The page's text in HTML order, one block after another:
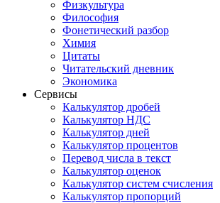
Физкультура
Философия
Фонетический разбор
Химия
Цитаты
Читательский дневник
Экономика
Сервисы
Калькулятор дробей
Калькулятор НДС
Калькулятор дней
Калькулятор процентов
Перевод числа в текст
Калькулятор оценок
Калькулятор систем счисления
Калькулятор пропорций